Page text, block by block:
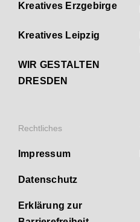
Kreatives Erzgebirge
Kreatives Leipzig
WIR GESTALTEN
DRESDEN
Rechtliches
Impressum
Datenschutz
Erklärung zur